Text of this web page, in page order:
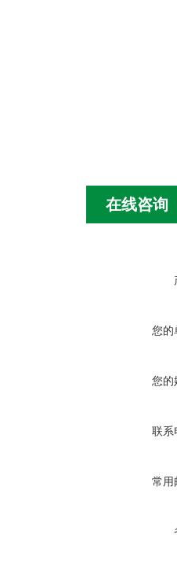
在线咨询
您的
您的
联系
常用